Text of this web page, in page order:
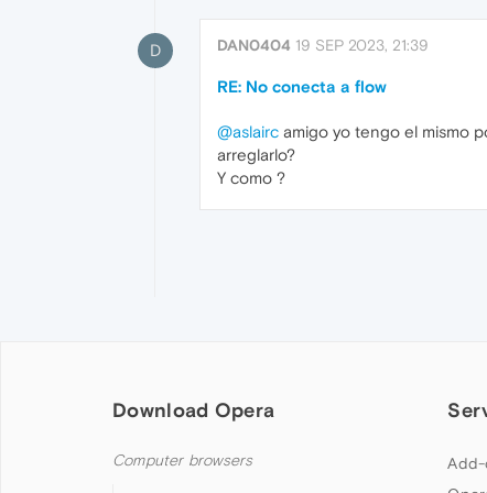
D DAN0404 19 SEP 2023, 21:39
RE: No conecta a flow
@aslairc amigo yo tengo el mismo
arreglarlo?
Y como ?
Download Opera
Computer browsers
Add-